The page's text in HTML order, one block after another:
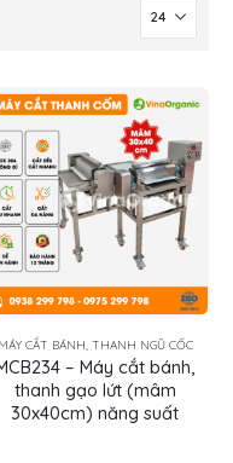
MÁY CẮT BÁNH, THANH NGŨ CỐC
– Máy cắt bánh,
thanh gạo lứt (mâm
30x40cm) năng suất